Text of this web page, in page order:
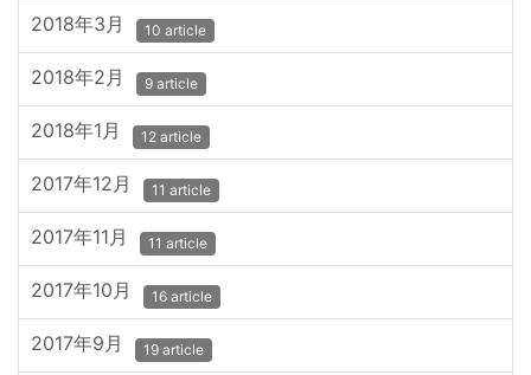
2018年3月 10 article
2018年2月 9 article
2018年1月 12 article
2017年12月 11 article
2017年11月 11 article
2017年10月 16 article
2017年9月 19 article